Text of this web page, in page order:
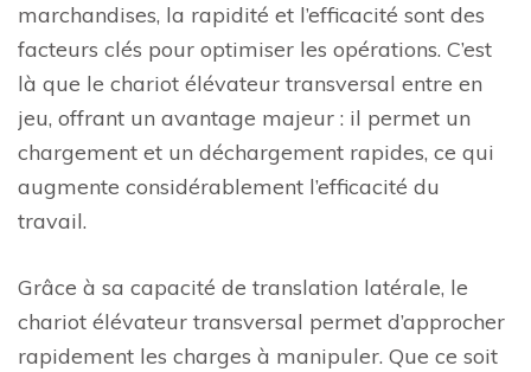
marchandises, la rapidité et l’efficacité sont des
facteurs clés pour optimiser les opérations. C’est
là que le chariot élévateur transversal entre en
jeu, offrant un avantage majeur : il permet un
chargement et un déchargement rapides, ce qui
augmente considérablement l’efficacité du
travail.
Grâce à sa capacité de translation latérale, le
chariot élévateur transversal permet d’approcher
rapidement les charges à manipuler. Que ce soit